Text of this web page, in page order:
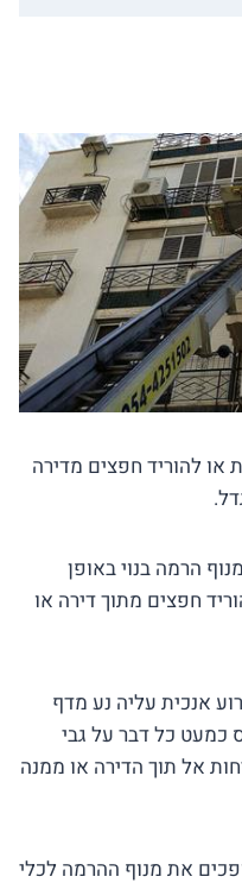
או להוריד חפצים מדירה
הרמה בנוי באופן
חפצים מתוך דירה או
אנכית עליה נע מדף
כמעט כל דבר על גבי
אל תוך הדירה או ממנה
את מנוף ההרמה לכלי